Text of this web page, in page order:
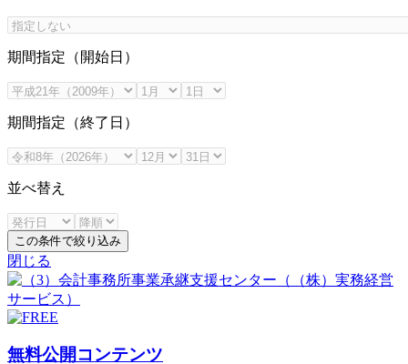
期間指定（開始日）
期間指定（終了日）
並べ替え
この条件で絞り込み
閉じる
無料公開コンテンツ